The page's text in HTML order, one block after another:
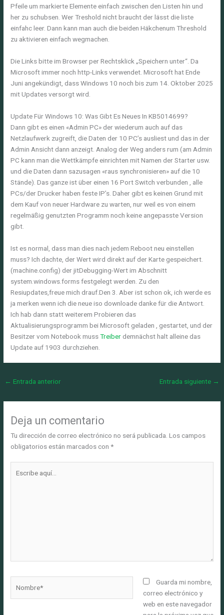
Pfeile um markierte Elemente einfach zwischen den Listen hin und
her zu schubsen. Wer Treshold nicht braucht der lässt die liste
einfahc leer. Dann kann man auch die beiden Häkchenum Threshold
zu aktivieren einfach wegmachen.
Die Links bitte im Browser per Rechtsklick „Speichern unter“. Da
Microsoft immer noch http-Links verwendet. Microsoft hat Ende
Juni angekündigt, dass Windows 10 noch bis zum 14. Oktober 2025
mit Updates versorgt wird.
Update Für Windows 10: Was Gibt Es Neues In KB5014699?
Dann gibt es einen «Admin PC» der wiederum auch auf das
Netzlaufwerk zugreift, die Daten der 10 PC’s ausliest und das in der
Admin Ansicht dann anzeigt. Analog der Weg anders rum (am Admin
PC kann man die Wettkämpfe einrichten mit Namen der Starter usw.
und die Daten dann sazusagen «raus synchronisieren» auf die 10
Stände). Das ganze ist über einen 16 Port Switch verbunden , alle
PCs/der Drucker haben feste IP’s. Daher gibt es keinen Grund mit
dem Kauf von neuer Hardware zu warten, nur weil es von einem
regelmäßig genutzten Programm noch keine angepasste Version
gibt.
Ist es normal, dass man dies nach jedem Reboot neu einstellen
muss? Ich dachte, der Wert wird direkt auf der Karte gespeichert.
(machine.config) der jitDebugging-Wert im Abschnitt
system.windows.forms festgelegt werden. Zu den
Resiupdates,freue mich drauf.Den 3. Aber ist schon ok, ich werde es
ja merken wenn ich die neue iso downloade danke für die Antwort.
Ich hab dann statt weiterem Probieren das
Aktualisierungsprogramm bei Microsoft geladen , gestartet, und der
Besitzer vom Notebook mussTreiber demnächst halt alleine das
Update auf 1903 durchziehen.
← Entrada anterior Entrada siguiente →
Deja un comentario
Tu dirección de correo electrónico no será publicada. Los campos
obligatorios están marcados con*
aquí...
Guarda mi nombre,
correo electrónico y
web en este navegador